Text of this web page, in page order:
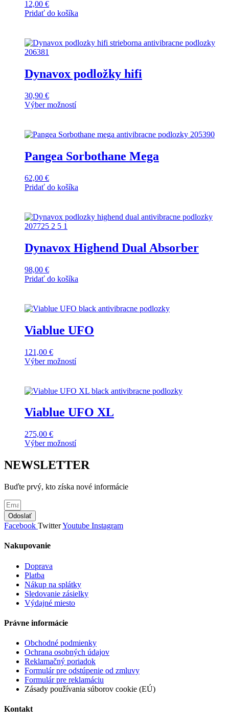
12,00 €
Pridať do košíka
Dynavox podložky hifi
30,90 €
Výber možnostíTento
viacero
variantov.
Možnosti
si
na
Pangea Sorbothane Mega
62,00 €
Pridať do košíka
Dynavox Highend Dual Absorber
98,00 €
Pridať do košíka
Viablue UFO
121,00 €
Výber možnostíTento
viacero
Možnosti
si
produktu.
Viablue UFO XL
275,00 €
Výber možnostíTento
má
viacero
Možnosti
na
NEWSLETTER
Buďte prvý, kto získa nové informácie
Odoslať
Facebook TwitterYoutube Instagram
Nakupovanie
Doprava
Platba
Nákup na splátky
Sledovanie zásielky
Výdajné miesto
Právne informácie
Obchodné podmienky
Ochrana osobných údajov
Reklamačný poriadok
Formulár pre odstúpenie od zmluvy
Formulár pre reklamáciu
Zásady používania súborov cookie (EÚ)
Kontakt